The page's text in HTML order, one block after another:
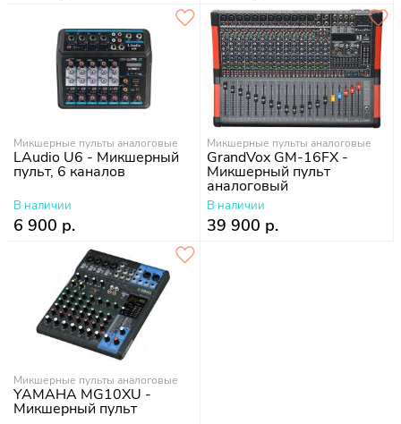
Микшерные пульты аналоговые
LAudio U6 - Микшерный
пульт, 6 каналов
В наличии
6 900 р.
Микшерные пульты аналоговые
GrandVox GM-16FX -
Микшерный пульт
аналоговый
В наличии
39 900 р.
Микшерные пульты аналоговые
YAMAHA MG10XU -
Микшерный пульт